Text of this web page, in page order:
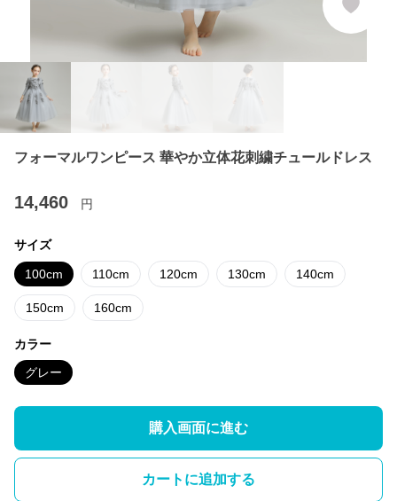
フォーマルワンピース 華やか立体花刺繍チュールドレス
14,460 円
サイズ
100cm 110cm 120cm 130cm 140cm
150cm 160cm
カラー
グレー
購入画面に進む
カートに追加する